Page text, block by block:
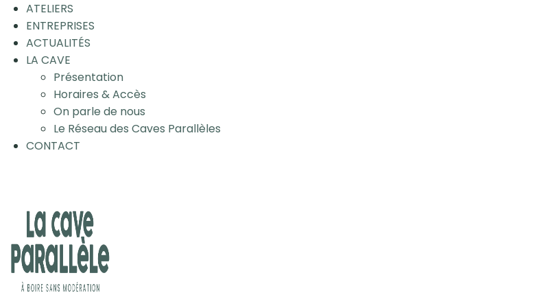
ATELIERS
ENTREPRISES
ACTUALITÉS
LA CAVE
Présentation
Horaires & Accès
On parle de nous
Le Réseau des Caves Parallèles
CONTACT